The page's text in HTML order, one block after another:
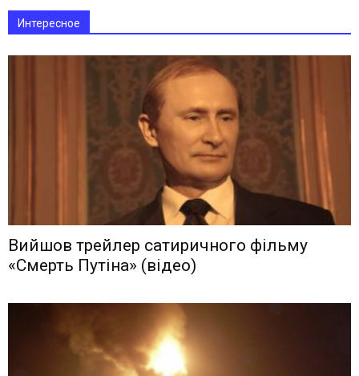
Интересное
Вийшов трейлер сатиричного фільму
«Смерть Путіна» (відео)